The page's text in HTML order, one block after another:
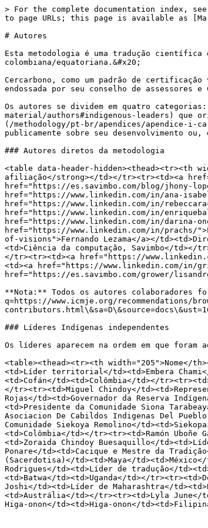
> For the complete documentation index,
to page URLs; this page is available as
# Autores
Esta metodologia é uma tradução científica
colombiana/equatoriana.&#x20;
Cercarbono, como um padrão de
endossada por seu conselho de assessores e
Os autores se dividem em quatro
material/authors#indigenous-leaders) que
(/methodology/pt-br/apendices/apendice-i-
publicamente sobre seu desenvolvimento
### Autores diretos da metodologia
<table data-header-hidden><thead><tr><th
afiliação</strong></td></tr><tr><td><a
href="https://es.savimbo.com/blog/jhony-
href="https://www.linkedin.com/in/ana-
href="https://www.linkedin.com/in/
href="https://www.linkedin.com/in/
href="https://www.linkedin.com/in/darina-
href="https://www.linkedin.com/in/prachs/
of-visions">Fernando Lezama</a></
<td>Ciência da computação, Savimbo</
</tr><tr><td><a href="https://
<td><a href="https://www.linkedin.com/in/
href="https://es.savimbo.com/grower/
**Nota:** Todos os autores colaboradores
q=https://www.icmje.org/
### Líderes Indígenas independentes
Os líderes aparecem na ordem em que
<table><thead><tr><th width="205">Nome</
<td>Líder territorial</td><td>Embera
<td>Cofán</td><td>Colômbia</td></
</tr><tr><td>Miguel Chindoy</
Rojas</td><td>Governador da Reserva
<td>Presidente da Comunidade Siona
Asociacion De Cabildos Indigenas Del Pueblo
Comunidade Siekoya Remolino</
<td>Colômbia</td></tr><tr><td>Ramón
<td>Zoraida Chindoy Buesaquillo</
Ponare</td><td>Cacique e Mestre da
(Sacerdotisa)</td><td>Maya</
Rodrigues</td><td>Líder de tradução</
<td>Batwa</td><td>Uganda</td></
Joshi</td><td>Líder de Maharashtra</
<td>Austrália</td></tr><tr><td>Lyla June</
Higa-onon</td><td>Higa-onon</